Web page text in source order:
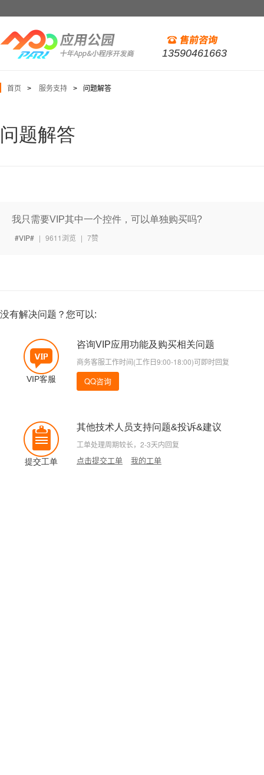
13590461663
首页 > 服务支持 > 问题解答
问题解答
我只需要VIP其中一个控件，可以单独购买吗?
VIP
| 9611浏览 | 7赞
没有解决问题？您可以:
VIP客服
咨询VIP应用功能及购买相关问题
商务客服工作时间(工作日9:00-18:00)可即时回复
QQ咨询
提交工单
其他技术人员支持问题&投诉&建议
工单处理周期较长，2-3天内回复
点击提交工单 我的工单